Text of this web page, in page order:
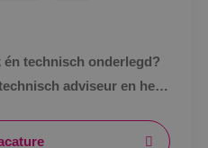
technisch onderlegd?
adviseur en help